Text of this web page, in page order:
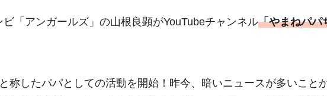
「アンガールズ」の山根良顕がYouTubeチャンネル「やまねパパ
称したパパとしての活動を開始！昨今、暗いニュースが多いこと